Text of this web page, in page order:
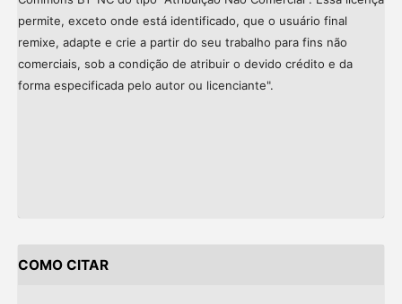
permite, exceto onde está identificado, que o usuário final
remixe, adapte e crie a partir do seu trabalho para fins não
comerciais, sob a condição de atribuir o devido crédito e da
forma especificada pelo autor ou licenciante".
COMO CITAR